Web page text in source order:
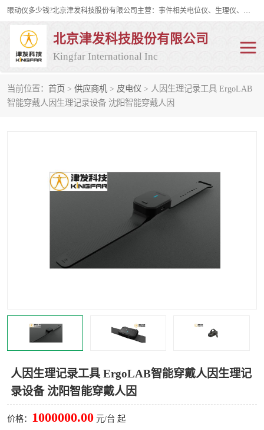
眼动仪多少钱?北京津发科技股份有限公司主营：事件相关电位仪、生理仪、肌电仪、脑电仪、皮电仪、眼动仪；是国家级高新技术企业、科技部认定的科技型中小企业和中关村高新技术企业，具备保密资格，具备自主进出口经营权；自主研发技术、产品与服务荣获多项省部级科学技术奖励、国家发明专利、国家软件著作权和省部级新技术新产品（服务）认证。
北京津发科技股份有限公司
Kingfar International Inc
当前位置： 首页 > 供应商机 > 皮电仪 > 人因生理记录工具 ErgoLAB
智能穿戴人因生理记录设备 沈阳智能穿戴人因
人因生理记录工具 ErgoLAB智能穿戴人因生理记
录设备 沈阳智能穿戴人因
价格： 1000000.00 元/台 起
皮电仪 脑电仪
行为观察与表情分析 动作捕捉与生物力学
人机交互实验室
神经营销与消费行为实验